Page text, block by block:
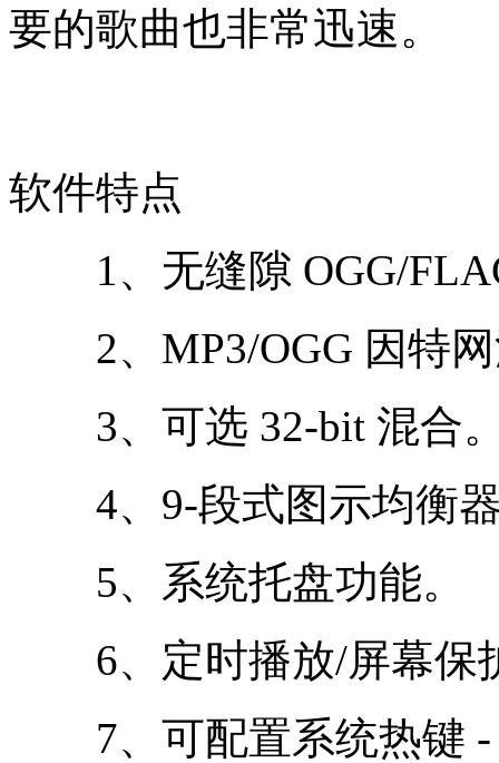
要的歌曲也非常迅速。
软件特点
1、无缝隙 OGG/
2、MP3/OGG 因特网
3、可选 32-bit 混合
4、9-段式图示均衡
5、系统托盘功能。
6、定时播放/屏幕保
7、可配置系统热键 -